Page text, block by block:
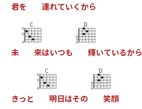
君を 連れていく から
未
C
来はいつも
D
輝いているから
きっ と
C
明日はその
D
笑顔